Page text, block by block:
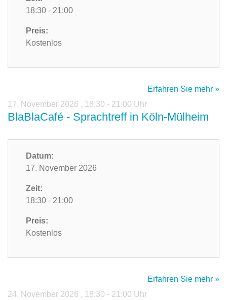
18:30 - 21:00
Preis:
Kostenlos
Erfahren Sie mehr »
17. November 2026 , 18:30 - 21:00 Uhr
BlaBlaCafé - Sprachtreff in Köln-Mülheim
Datum:
17. November 2026
Zeit:
18:30 - 21:00
Preis:
Kostenlos
Erfahren Sie mehr »
24. November 2026 , 18:30 - 21:00 Uhr